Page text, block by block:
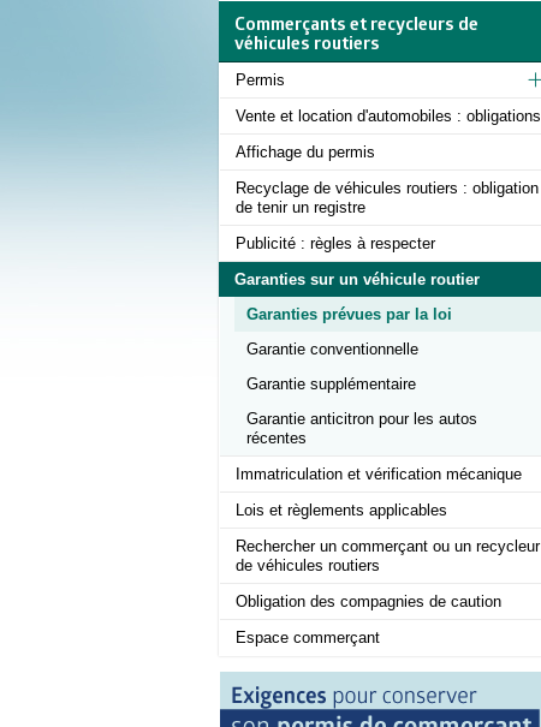
Commerçants et recycleurs de
véhicules routiers
Permis
Vente et location d'automobiles : obligations
Affichage du permis
Recyclage de véhicules routiers : obligation
de tenir un registre
Publicité : règles à respecter
Garanties sur un véhicule routier
Garanties prévues par la loi
Garantie conventionnelle
Garantie supplémentaire
Garantie anticitron pour les autos
récentes
Immatriculation et vérification mécanique
Lois et règlements applicables
Rechercher un commerçant ou un recycleur
de véhicules routiers
Obligation des compagnies de caution
Espace commerçant